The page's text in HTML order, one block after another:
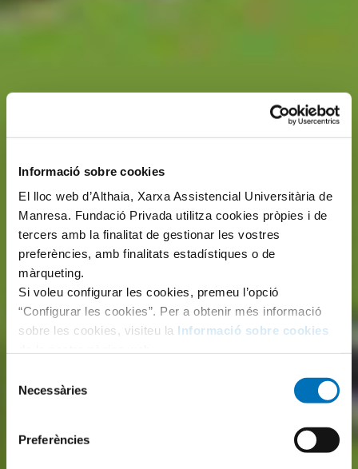
Informació sobre cookies
El lloc web d’Althaia, Xarxa Assistencial Universitària de
Manresa. Fundació Privada utilitza cookies pròpies i de
tercers amb la finalitat de gestionar les vostres
preferències, amb finalitats estadístiques o de
màrqueting.
Si voleu configurar les cookies, premeu l’opció
“Configurar les cookies”. Per a obtenir més informació
sobre les cookies, visiteu la Informació sobre cookies
Necessàries
Preferències